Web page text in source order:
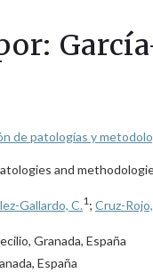
patologías y
and
Gallardo, C.1 ; Cruz-
Granada, España
España